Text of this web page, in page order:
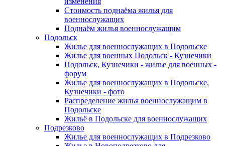
Стоимость поднаёма жилья для
военнослужащих
Поднаём жилья военнослужащим
Подольск
Жилье для военнослужащих в Подольске
Жилье для военных Подольск - Кузнечики
Подольск, Кузнечики - жилье для военных -
форум
Жилье для военнослужащих в Подольске,
Кузнечики - фото
Распределение жилья военнослужащим в
Подольске
Жильё в Подольске для военнослужащих
Подрезково
Жилье для военнослужащих в Подрезково